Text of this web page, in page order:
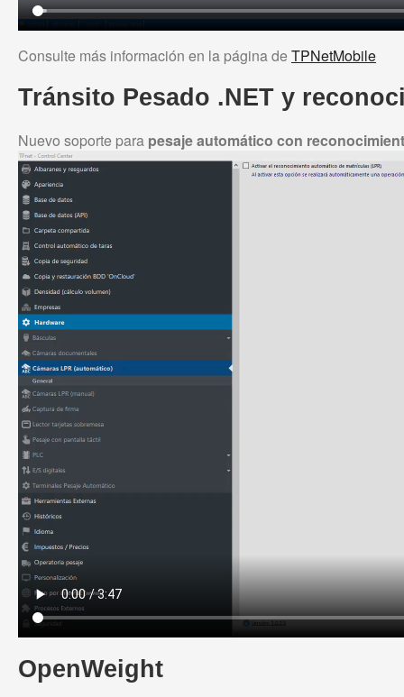
Consulte más información en la página de TPNetMobile
Tránsito Pesado .NET y
Nuevo soporte para pesaje automático con
OpenWeight